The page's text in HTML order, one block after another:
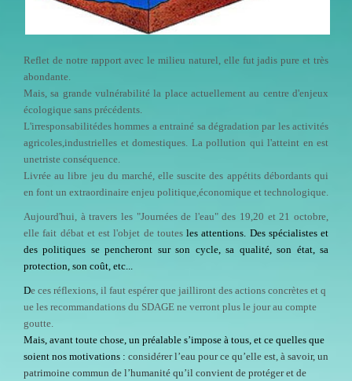
Reflet de notre rapport avec le milieu naturel, elle fut jadis pure et très
abondante.
Mais, sa grande vulnérabilité la place actuellement au centre d'enjeux
écologique sans précédents.
L'irresponsabilitédes hommes a entrainé sa dégradation par les activités
agricoles,industrielles et domestiques. La pollution qui l'atteint en est
unetriste conséquence.
Livrée au libre jeu du marché, elle suscite des appétits débordants qui
en font un extraordinaire enjeu politique,économique et technologique.
Aujourd'hui, à travers les "Journées de l'eau" des 19,20 et 21 octobre,
elle fait débat et est l'objet de toutesles attentions. Des spécialistes et
des politiques se pencheront sur son cycle, sa qualité, son état, sa
protection, son coût, etc...
De ces réflexions, il faut espérer que jailliront des actions concrètes et q
ue les recommandations du SDAGE ne verront plus le jour au compte
goutte.
Mais, avant toute chose, un préalable s’impose à tous, et ce quelles que
soient nos motivations : considérer l’eau pour ce qu’elle est, à savoir, un
patrimoine commun de l’humanité qu’il convient de protéger et de